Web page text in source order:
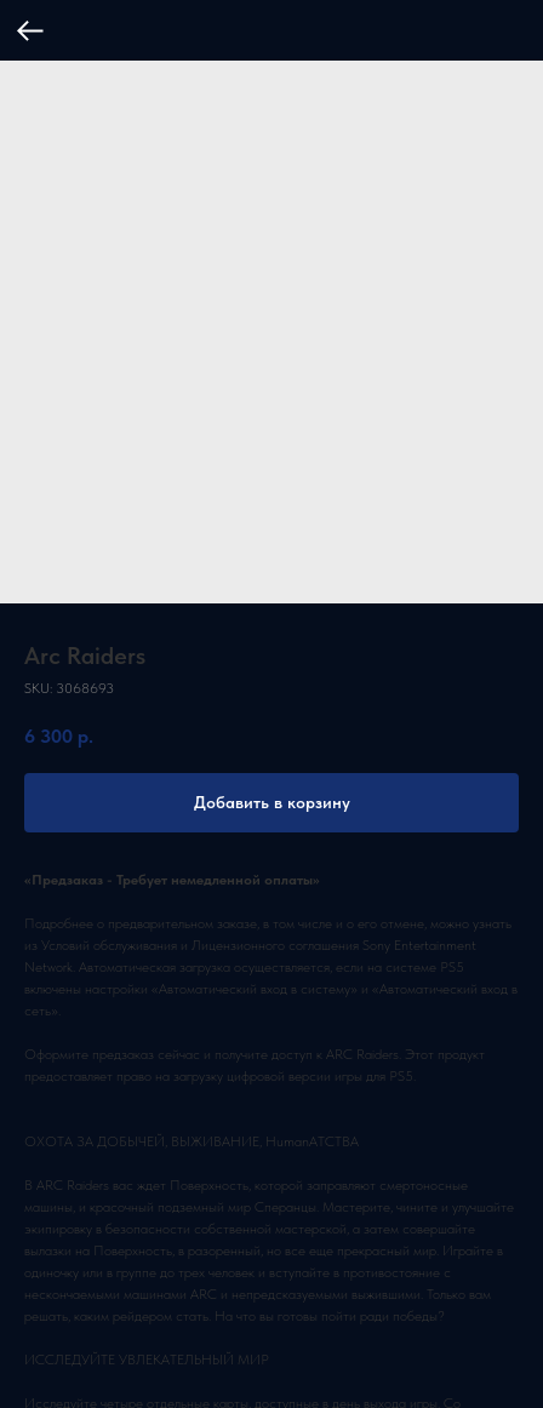
Arc Raiders
SKU: 3068693
6 300 р.
Добавить в корзину
«Предзаказ - Требует немедленной оплаты»
Подробнее о предварительном заказе, в том числе и о его отмене, можно узнать
из Условий обслуживания и Лицензионного соглашения Sony Entertainment
Network. Автоматическая загрузка осуществляется, если на системе PS5
включены настройки «Автоматический вход в систему» и «Автоматический вход в
сеть».
Оформите предзаказ сейчас и получите доступ к ARC Raiders. Этот продукт
предоставляет право на загрузку цифровой версии игры для PS5.
ОХОТА ЗА ДОБЫЧЕЙ, ВЫЖИВАНИЕ, HumanАТСТВА
В ARC Raiders вас ждет Поверхность, которой заправляют смертоносные
машины, и красочный подземный мир Сперанцы. Мастерите, чините и улучшайте
экипировку в безопасности собственной мастерской, а затем совершайте
вылазки на Поверхность, в разоренный, но все еще прекрасный мир. Играйте в
одиночку или в группе до трех человек и вступайте в противостояние с
нескончаемыми машинами ARC и непредсказуемыми выжившими. Только вам
решать, каким рейдером стать. На что вы готовы пойти ради победы?
ИССЛЕДУЙТЕ УВЛЕКАТЕЛЬНЫЙ МИР
Исследуйте четыре отдельные карты, доступные в день выхода игры. Со